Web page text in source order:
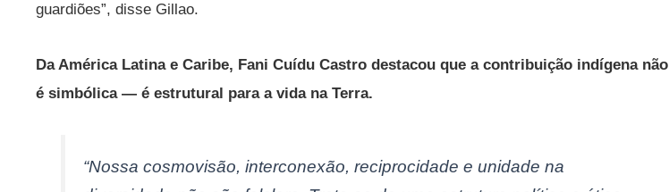
guardiões”, disse Gillao.
Da América Latina e Caribe, Fani Cuídu Castro destacou que a contribuição indígena não
é simbólica — é estrutural para a vida na Terra.
“Nossa cosmovisão, interconexão, reciprocidade e unidade na